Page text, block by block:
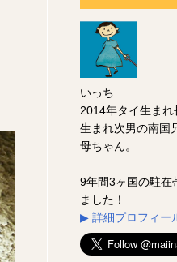
いっち
2014年タイ生ま
生まれ次男の南国
母ちゃん。
9年間3ヶ国の駐在
ました！
▶︎ 詳細プロフィー